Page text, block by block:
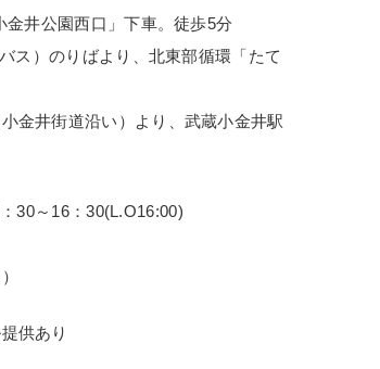
金井公園西口」下車。徒歩5分
ス）のりばより、北東部循環「たて
金井街道沿い）より、武蔵小金井駅
30～16：30(L.O16:00)
供あり